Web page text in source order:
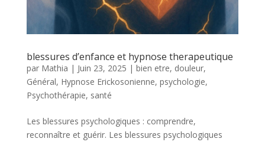
blessures d’enfance et hypnose therapeutique
par Mathia | Juin 23, 2025 | bien etre, douleur,
Général, Hypnose Erickosonienne, psychologie,
Psychothérapie, santé
Les blessures psychologiques : comprendre,
reconnaître et guérir. Les blessures psychologiques